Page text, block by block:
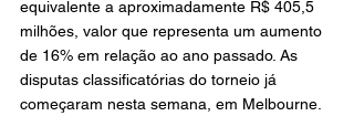
equivalente a aproximadamente R$ 405,5
milhões, valor que representa um aumento
de 16% em relação ao ano passado. As
disputas classificatórias do torneio já
começaram nesta semana, em Melbourne.